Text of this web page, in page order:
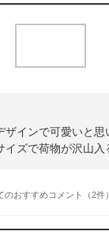
インで可愛いと
ズで荷物が沢山入
のおすすめコメント（2件）